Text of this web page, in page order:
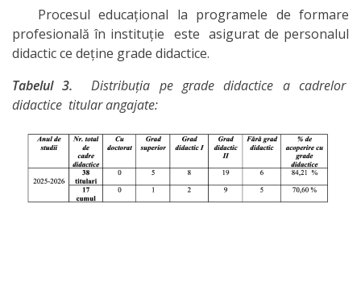
Procesul educațional la programele de formare
profesională în instituție este asigurat de personalul
didactic ce deţine grade didactice.
Tabelul 3. Distribuția pe grade didactice a cadrelor
didactice titular angajate: